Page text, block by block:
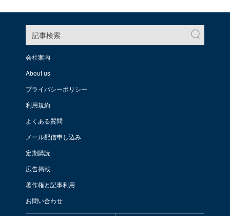
記事検索
会社案内
About us
プライバシーポリシー
利用規約
よくある質問
メール配信申し込み
定期購読
広告掲載
著作権と記事利用
お問い合わせ